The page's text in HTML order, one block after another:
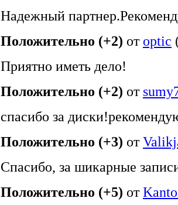
Надежный
Положительно (+2) от optic
Приятно иметь дело!
Положительно (+2) от
спасибо за
Положительно (+3) от
Спасибо, за шикарные
Положительно (+5) от